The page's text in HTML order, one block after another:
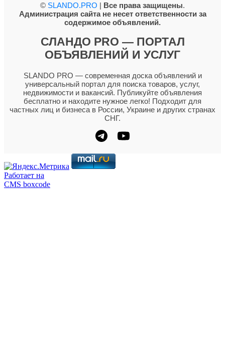
© SLANDO.PRO | Все права защищены.
Администрация сайта не несет ответственности за
содержимое объявлений.
СЛАНДО PRO — ПОРТАЛ
ОБЪЯВЛЕНИЙ И УСЛУГ
SLANDO PRO — современная доска объявлений и
универсальный портал для поиска товаров, услуг,
недвижимости и вакансий. Публикуйте объявления
бесплатно и находите нужное легко! Подходит для
частных лиц и бизнеса в России, Украине и других странах
СНГ.
Работает на
CMS boxcode